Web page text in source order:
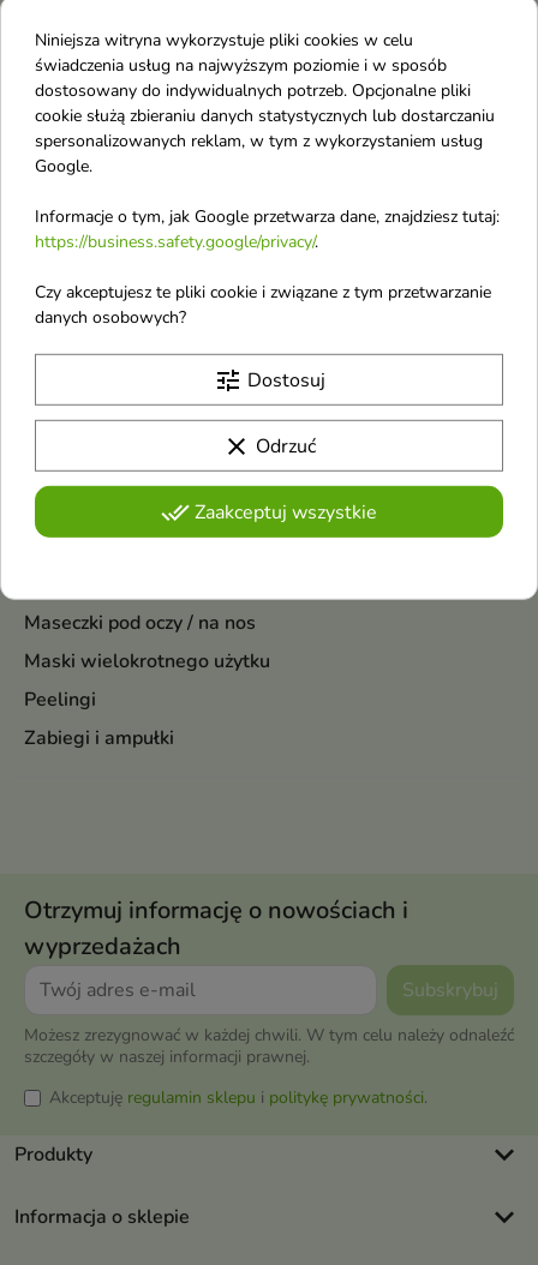
Maseczki
Algi i glinki
Maseczki do dłoni
Maseczki do stóp
Maseczki pod oczy / na nos
Maski wielokrotnego użytku
Peelingi
Zabiegi i ampułki
Maska na dłonie 1
sztuka
intensywnie pielęgnuje suchą,
szorstką i zmęczoną skórę.
rękawiczek pomaga nawilżyć,
wygładzić i przywrócić dłoniom
miękkość już po jednym zabiegu
regeneracyjna na
dłonie w postaci
rękawiczek 26 g
Pokazano 1-4 z 4 pozycji
Otrzymuj informację o nowościach i
wyprzedażach
Możesz zrezygnować w każdej chwili. W tym celu należy odnaleźć
szczegóły w naszej informacji prawnej.
Akceptuję regulamin sklepu i politykę prywatności.
Produkty keyboard_arrow_down
Informacja o sklepie
keyboard_arrow_down
Niniejsza witryna wykorzystuje pliki cookies w celu
świadczenia usług na najwyższym poziomie i w sposób
dostosowany do indywidualnych potrzeb. Opcjonalne pliki
cookie służą zbieraniu danych statystycznych lub dostarczaniu
spersonalizowanych reklam, w tym z wykorzystaniem usług
Google.
Informacje o tym, jak Google przetwarza dane, znajdziesz tutaj:
https://business.safety.google/privacy/.
Czy akceptujesz te pliki cookie i związane z tym przetwarzanie
danych osobowych?
tune Dostosuj
clear Odrzuć
done_allZaakceptuj wszystkie